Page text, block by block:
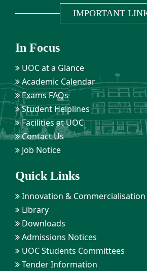
IMPORTANT
In Focus
UOC at a Glance
Academic Calendar
Exams FAQs
Student Helplines
Facilities at UOC
Contact Us
Job Notice
Quick Links
Innovation & Commercialisation
Library
Downloads
Admissions Notices
UOC Students Committees
Tender Information